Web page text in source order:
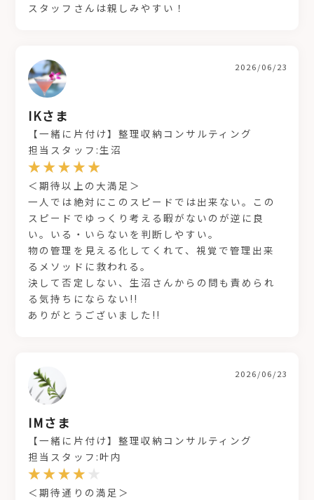
スタッフさんは親しみやすい！
IKさま
2026/06/23
【一緒に片付け】整理収納コンサルティング
担当スタッフ:生沼
＜期待以上の大満足＞
一人では絶対にこのスピードでは出来ない。この
スピードでゆっくり考える暇がないのが逆に良
い。いる・いらないを判断しやすい。
物の管理を見える化してくれて、視覚で管理出来
るメソッドに救われる。
決して否定しない、生沼さんからの問も責められ
る気持ちにならない!!
ありがとうございました!!
IMさま
2026/06/23
【一緒に片付け】整理収納コンサルティング
担当スタッフ:叶内
＜期待通りの満足＞